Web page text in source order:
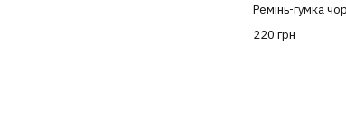
Ремінь-гумка
220 грн